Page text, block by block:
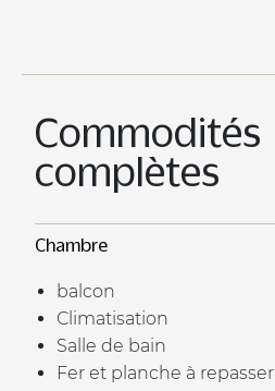
Commodités
complètes
Chambre
balcon
Climatisation
Salle de bain
Fer et planche à repasser